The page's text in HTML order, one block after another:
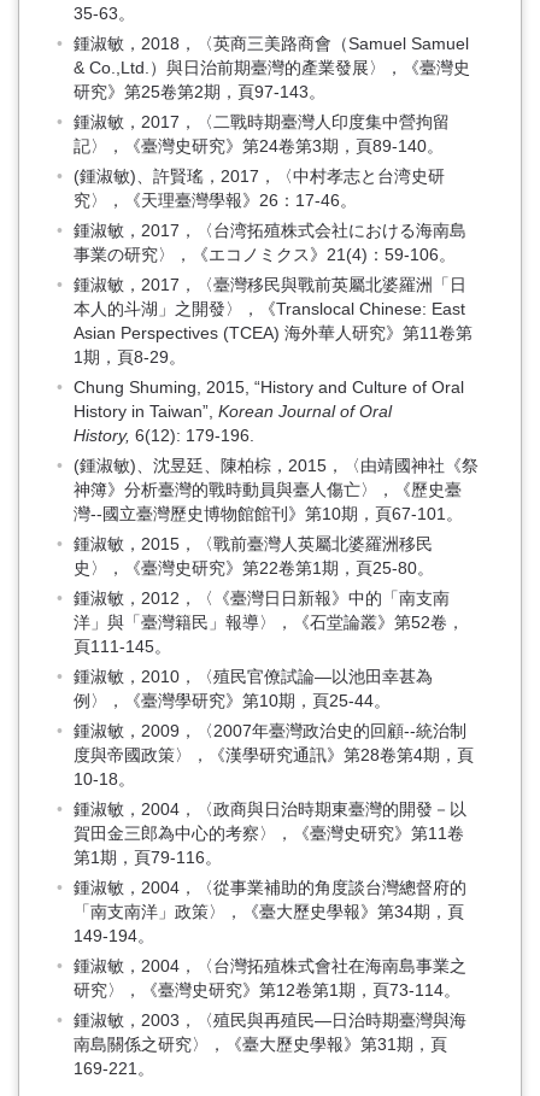
35-63。
鍾淑敏，2018，〈英商三美路商會（Samuel Samuel
& Co.,Ltd.）與日治前期臺灣的產業發展〉，《臺灣史
研究》第25卷第2期，頁97-143。
鍾淑敏，2017，〈二戰時期臺灣人印度集中營拘留
記〉，《臺灣史研究》第24卷第3期，頁89-140。
(鍾淑敏)、許賢瑤，2017，〈中村孝志と台湾史研
究〉，《天理臺灣學報》26：17-46。
鍾淑敏，2017，〈台湾拓殖株式会社における海南島
事業の研究〉，《エコノミクス》21(4)：59-106。
鍾淑敏，2017，〈臺灣移民與戰前英屬北婆羅洲「日
本人的斗湖」之開發〉，《Translocal Chinese: East
Asian Perspectives (TCEA) 海外華人研究》第11卷第
1期，頁8-29。
Chung Shuming, 2015, “History and Culture of Oral
History in Taiwan”, Korean Journal of Oral
History, 6(12): 179-196.
(鍾淑敏)、沈昱廷、陳柏棕，2015，〈由靖國神社《祭
神簿》分析臺灣的戰時動員與臺人傷亡〉，《歷史臺
灣--國立臺灣歷史博物館館刊》第10期，頁67-101。
鍾淑敏，2015，〈戰前臺灣人英屬北婆羅洲移民
史〉，《臺灣史研究》第22卷第1期，頁25-80。
鍾淑敏，2012，〈《臺灣日日新報》中的「南支南
洋」與「臺灣籍民」報導〉，《石堂論叢》第52卷，
頁111-145。
鍾淑敏，2010，〈殖民官僚試論—以池田幸甚為
例〉，《臺灣學研究》第10期，頁25-44。
鍾淑敏，2009，〈2007年臺灣政治史的回顧--統治制
度與帝國政策〉，《漢學研究通訊》第28卷第4期，頁
10-18。
鍾淑敏，2004，〈政商與日治時期東臺灣的開發－以
賀田金三郎為中心的考察〉，《臺灣史研究》第11卷
第1期，頁79-116。
鍾淑敏，2004，〈從事業補助的角度談台灣總督府的
「南支南洋」政策〉，《臺大歷史學報》第34期，頁
149-194。
鍾淑敏，2004，〈台灣拓殖株式會社在海南島事業之
研究〉，《臺灣史研究》第12卷第1期，頁73-114。
鍾淑敏，2003，〈殖民與再殖民—日治時期臺灣與海
南島關係之研究〉，《臺大歷史學報》第31期，頁
169-221。